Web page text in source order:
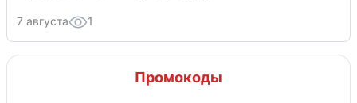
7 августа 1
Промокоды